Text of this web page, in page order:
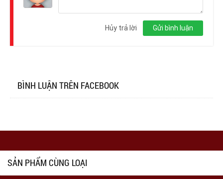
Gửi bình luận
Hủy trả lời
BÌNH LUẬN TRÊN FACEBOOK
SẢN PHẨM CÙNG LOẠI